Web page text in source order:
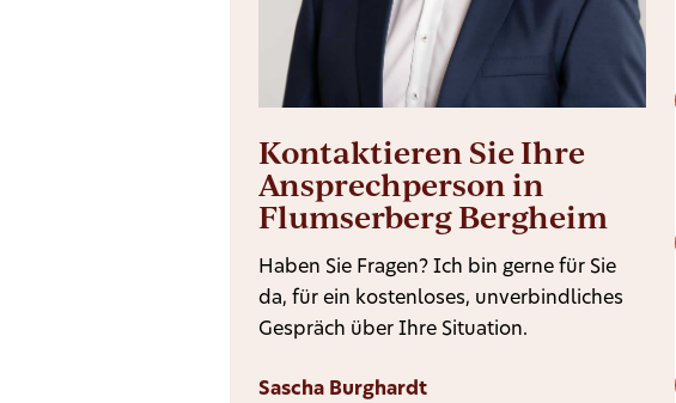
Kontaktieren Sie Ihre
Ansprechperson in
Flumserberg Bergheim
Haben Sie Fragen? Ich bin gerne für Sie
da, für ein kostenloses, unverbindliches
Gespräch über Ihre Situation.
Sascha Burghardt